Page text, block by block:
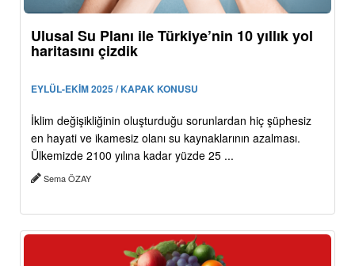
Ulusal Su Planı ile Türkiye’nin 10 yıllık yol
haritasını çizdik
EYLÜL-EKİM 2025 / KAPAK KONUSU
İklim değişikliğinin oluşturduğu sorunlardan hiç şüphesiz
en hayati ve ikamesiz olanı su kaynaklarının azalması.
Ülkemizde 2100 yılına kadar yüzde 25 ...
Sema ÖZAY